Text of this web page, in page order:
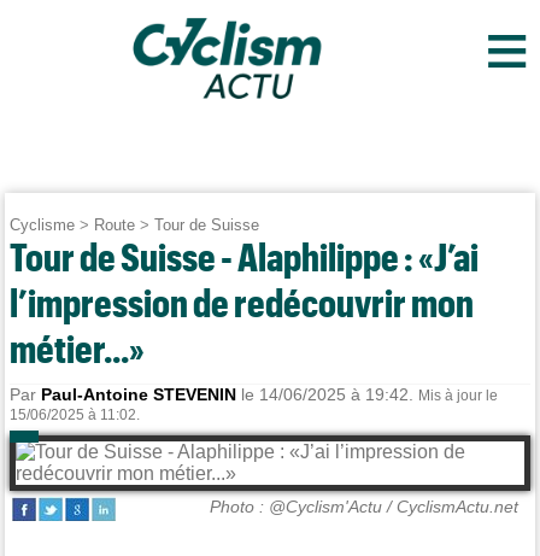
≡
Cyclisme > Route >Tour de Suisse
Tour de Suisse - Alaphilippe : «J’ai
l’impression de redécouvrir mon
métier...»
Par Paul-Antoine STEVENIN le 14/06/2025 à 19:42.
Mis à jour le
15/06/2025 à 11:02.
Photo : @Cyclism'Actu / CyclismActu.net